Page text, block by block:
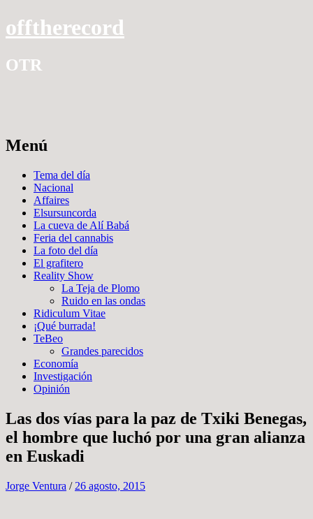
offtherecord
OTR
Menú
contenido
Tema del día
Nacional
Affaires
Elsursuncorda
La cueva de Alí Babá
Feria del cannabis
La foto del día
El grafitero
Reality Show
La Teja de Plomo
Ruido en las ondas
Ridiculum Vitae
¡Qué burrada!
TeBeo
Grandes parecidos
Economía
Investigación
Opinión
Las dos vías para la paz de Txiki Benegas,
el hombre que luchó por una gran alianza
en Euskadi
Jorge Ventura / 26 agosto, 2015